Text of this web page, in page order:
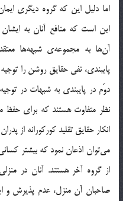
اما دلیل این که گروه دیگری
این است که منافع آنان به ایشان
آن‌ها به مجموعه‌ی شبهه‌ها
پایبندی، نفی حقایق روشن را
دوّم در پایبندی به شبهات در توجیه
نظر متفاوت هستند که برای حفظ
انکار حقایق تقلید کورکورانه از
می‌توان اذعان نمود که بیشتر
از گروه آخر هستند. آنان در
صاحبان آن منزل، عدم پذیرش و